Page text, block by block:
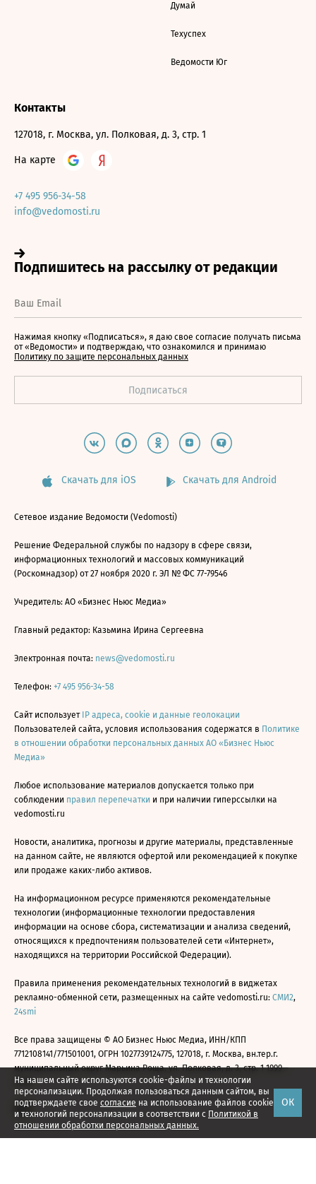
На нашем сайте используются cookie-файлы и технологии
персонализации. Продолжая пользоваться данным сайтом, вы
подтверждаете свое согласие на использование файлов cookie
и технологий персонализации в соответствии с Политикой в
отношении обработки персональных данных.
ОК
Думай
Техуспех
Ведомости Юг
Контакты
127018, г. Москва, ул. Полковая, д. 3, стр. 1
На карте
+7 495 956-34-58
info@vedomosti.ru
Нажимая кнопку «Подписаться», я даю свое согласие получать письма
от «Ведомости» и подтверждаю, что ознакомился и принимаю
Политику по защите персональных данных
Скачать для iOS Скачать для Android
Сетевое издание Ведомости (Vedomosti)
Решение Федеральной службы по надзору в сфере связи,
информационных технологий и массовых коммуникаций
(Роскомнадзор) от 27 ноября 2020 г. ЭЛ № ФС 77-79546
Учредитель: АО «Бизнес Ньюс Медиа»
Главный редактор: Казьмина Ирина Сергеевна
Электронная почта: news@vedomosti.ru
Телефон: +7 495 956-34-58
Сайт использует IP адреса, cookie и данные геолокации
Пользователей сайта, условия использования содержатся в Политике
в отношении обработки персональных данных АО «Бизнес Ньюс
Медиа»
Любое использование материалов допускается только при
соблюдении правил перепечатки и при наличии гиперссылки на
vedomosti.ru
Новости, аналитика, прогнозы и другие материалы, представленные
на данном сайте, не являются офертой или рекомендацией к покупке
или продаже каких-либо активов.
На информационном ресурсе применяются рекомендательные
технологии (информационные технологии предоставления
информации на основе сбора, систематизации и анализа сведений,
относящихся к предпочтениям пользователей сети «Интернет»,
находящихся на территории Российской Федерации).
Правила применения рекомендательных технологий в виджетах
рекламно-обменной сети, размещенных на сайте vedomosti.ru: СМИ2,
24smi
Все права защищены © АО Бизнес Ньюс Медиа, ИНН/КПП
7712108141/771501001, ОГРН 1027739124775, 127018, г. Москва, вн.тер.г.
муниципальный округ Марьина Роща, ул. Полковая, д. 3, стр. 1 1999—
2026